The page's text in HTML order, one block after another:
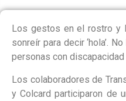
Los gestos en el rostro y
sonreír para decir ‘hola’.
personas con
Los colaboradores de
y Colcard participaron de